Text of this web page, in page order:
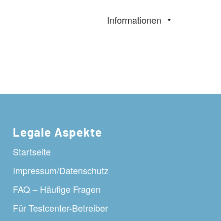
Informationen
Legale Aspekte
Startseite
Impressum/Datenschutz
FAQ – Häufige Fragen
Für Testcenter-Betreiber